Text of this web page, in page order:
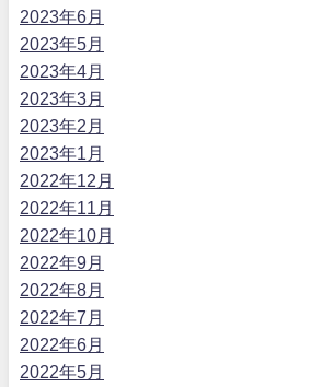
2023年6月
2023年5月
2023年4月
2023年3月
2023年2月
2023年1月
2022年12月
2022年11月
2022年10月
2022年9月
2022年8月
2022年7月
2022年6月
2022年5月